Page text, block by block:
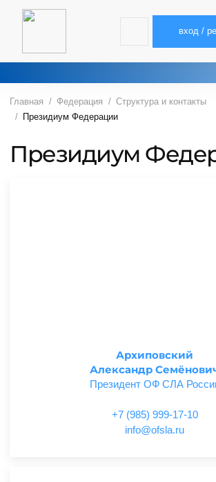
вход /
Главная Федерация
Структура и контакты
Президиум Федерации
Президиум
Архиповский
Александр
Президент ОФ СЛА
+7 (985) 999-17-10
ur.alsfo@ofni